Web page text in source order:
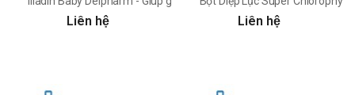
Liên hệ Liên hệ